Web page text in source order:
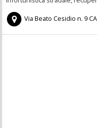
Via Beato Cesidio n. 9